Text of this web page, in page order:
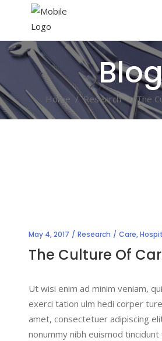
Home /Research /The
May 4, 2017 Research Care,
The Culture Of
Ut wisi enim ad minim veniam,
exerci tation ulm hedi corper
amet, consectetuer adipiscing
nonummy nibh euismod